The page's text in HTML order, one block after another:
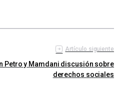
Artículo siguiente
Petro y Mamdani discusión sobre
derechos sociales